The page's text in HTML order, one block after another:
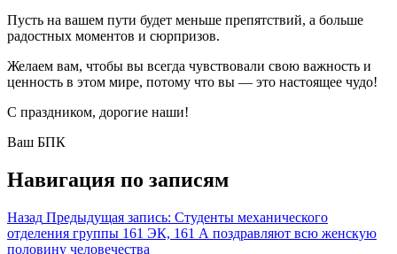
Пусть на вашем пути будет меньше препятствий, а больше
радостных моментов и сюрпризов.
Желаем вам, чтобы вы всегда чувствовали свою важность и
ценность в этом мире, потому что вы — это настоящее чудо!
С праздником, дорогие наши!
Ваш БПК
Навигация по записям
Назад Предыдущая запись: Студенты механического
отделения группы 161 ЭК, 161 А поздравляют всю женскую
половину человечества